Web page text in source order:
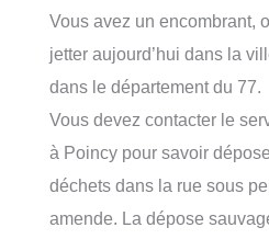
Vous avez un encombrant,
jetter aujourd’hui dans la
dans le département du 77.
Vous devez contacter le
à Poincy pour savoir
déchets dans la rue sous
amende. La dépose